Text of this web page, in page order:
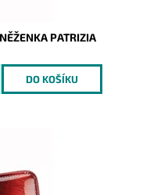
PATRIZIA
tis. Novinka, která